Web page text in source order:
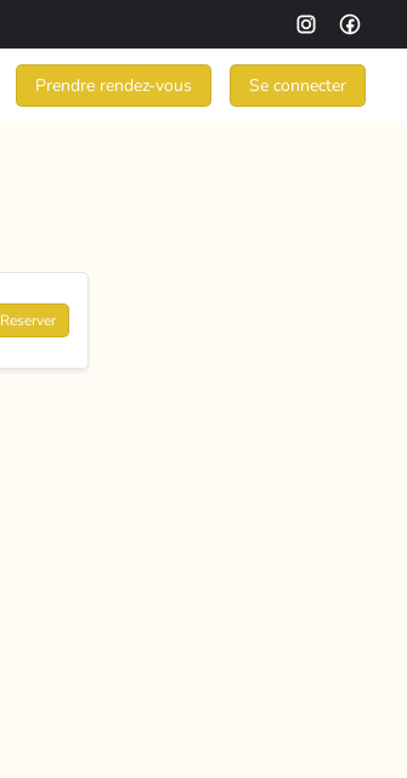
Prendre rendez-vous Se connecter
Reserver